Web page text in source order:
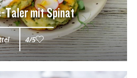
Taler mit Spinat
4/5